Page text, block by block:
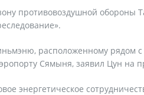
противовоздушной обороны
расположенному рядом
Сямыня, заявил Цун на
энергетическое